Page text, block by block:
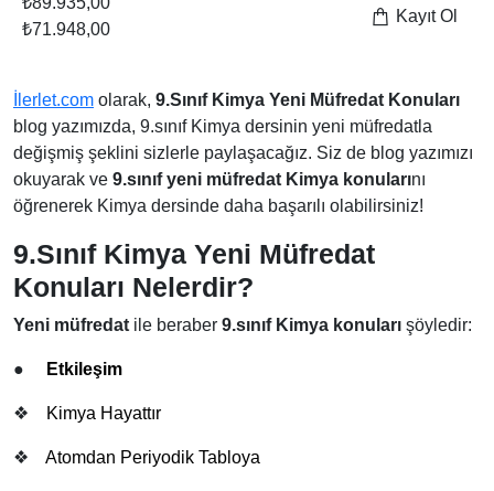
₺71.948,00
Kayıt Ol
İlerlet.com olarak, 9.Sınıf Kimya Yeni Müfredat Konuları
blog yazımızda, 9.sınıf Kimya dersinin yeni müfredatla
değişmiş şeklini sizlerle paylaşacağız. Siz de blog yazımızı
okuyarak ve 9.sınıf yeni müfredat Kimya konularını
öğrenerek Kimya dersinde daha başarılı olabilirsiniz!
9.Sınıf Kimya Yeni Müfredat
Konuları Nelerdir?
Yeni müfredat ile beraber 9.sınıf Kimya konuları şöyledir:
● Etkileşim
❖ Kimya Hayattır
❖ Atomdan Periyodik Tabloya